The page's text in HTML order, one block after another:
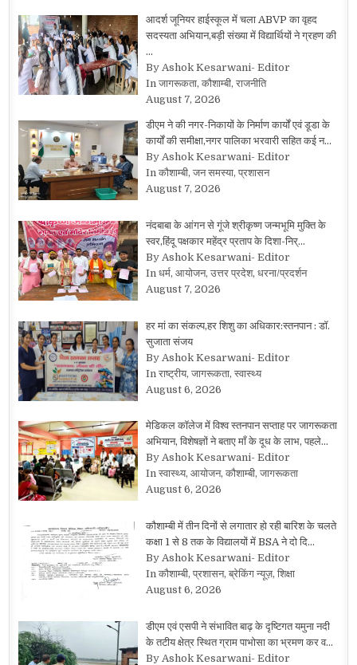
आदर्श जूनियर हाईस्कूल में चला ABVP का वृहद
सदस्यता अभियान,बड़ी संख्या में विद्यार्थियों ने ग्रहण की
…
By Ashok Kesarwani- Editor
In जागरूकता, कौशाम्बी, राजनीति
August 7, 2026
डीएम ने की नगर-निकायों के निर्माण कार्यों एवं डूडा के
कार्यों की समीक्षा,नगर पालिका भरवारी सहित कई न…
By Ashok Kesarwani- Editor
In कौशाम्बी, जन समस्या, प्रशासन
August 7, 2026
नंदबाबा के आंगन से गूंजे श्रीकृष्ण जन्मभूमि मुक्ति के
स्वर,हिंदू पक्षकार महेंद्र प्रताप के दिशा-निर्…
By Ashok Kesarwani- Editor
In धर्म, आयोजन, उत्तर प्रदेश, धरना/प्रदर्शन
August 7, 2026
हर मां का संकल्प,हर शिशु का अधिकार:स्तनपान : डॉ.
सुजाता संजय
By Ashok Kesarwani- Editor
In राष्ट्रीय, जागरूकता, स्वास्थ्य
August 6, 2026
मेडिकल कॉलेज में विश्व स्तनपान सप्ताह पर जागरूकता
अभियान, विशेषज्ञों ने बताए माँ के दूध के लाभ, पहले…
By Ashok Kesarwani- Editor
In स्वास्थ्य, आयोजन, कौशाम्बी, जागरूकता
August 6, 2026
कौशाम्बी में तीन दिनों से लगातार हो रही बारिश के चलते
कक्षा 1 से 8 तक के विद्यालयों में BSA ने दो दि…
By Ashok Kesarwani- Editor
In कौशाम्बी, प्रशासन, ब्रेकिंग न्यूज़, शिक्षा
August 6, 2026
डीएम एवं एसपी ने संभावित बाढ़ के दृष्टिगत यमुना नदी
के तटीय क्षेत्र स्थित ग्राम पाभोसा का भ्रमण कर व…
By Ashok Kesarwani- Editor